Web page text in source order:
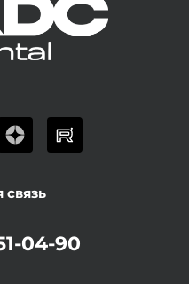
связь
04-90